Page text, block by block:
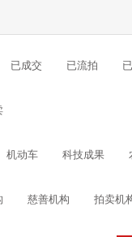
已成交 已流拍
机动车 科技成果
慈善机构 拍卖机